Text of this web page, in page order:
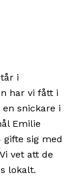
i
har vi fått i
snickare i
Emilie
gifte sig med
vet att de
lokalt.